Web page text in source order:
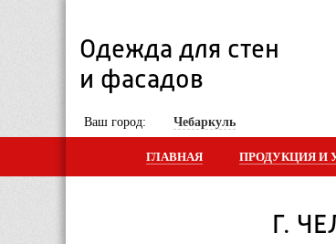
Одежда для стен
и фасадов
Ваш город: Чебаркуль
ГЛАВНАЯ ПРОДУКЦИЯ И
Г.